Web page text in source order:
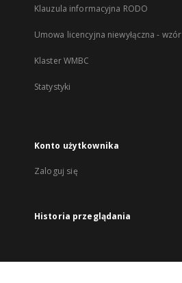
Klauzula informacyjna RODO
Umowa licencyjna niewyłączna - wzór
Klaster WMBC
Statystyki
Konto użytkownika
Zaloguj się
Historia przeglądania